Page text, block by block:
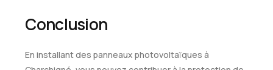
Conclusion
En installant des panneaux photovoltaïques à